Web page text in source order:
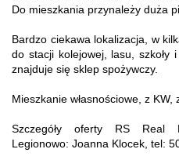
Do mieszkania przynależy duża
Bardzo ciekawa lokalizacja, w
do stacji kolejowej, lasu, szkoły
znajduje się sklep spożywczy.
Mieszkanie własnościowe, z
Szczegóły oferty RS Real
Legionowo: Joanna Klocek, tel: